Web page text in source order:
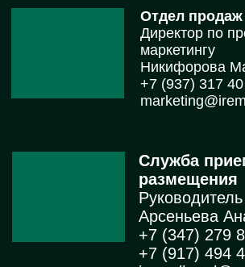
+7 927 237-66-36
iremelhotel@yandex.ru
Бухгалтерия
Бухгалтер
Павлюченко Надежда
+7 (347) 279 87 32
Firma2010@yandex.ru
Спортивный комплекс
Тренер по плаванию
Ибрагимов Эрик
+7 917 771 95 47 (комплекс)
+7 929 759 13 07 (тренер)
Ганеева Эльмира Ралифовна
+7 (347) 279 87 32
ganeeva1964@mail.ru